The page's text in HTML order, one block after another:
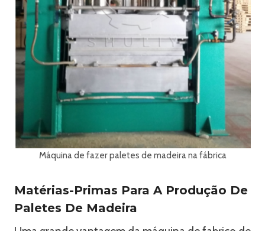
Máquina de fazer paletes de madeira na fábrica
Matérias-Primas Para A Produção De
Paletes De Madeira